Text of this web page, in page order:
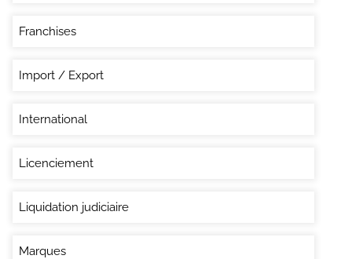
Franchises
Import / Export
International
Licenciement
Liquidation judiciaire
Marques